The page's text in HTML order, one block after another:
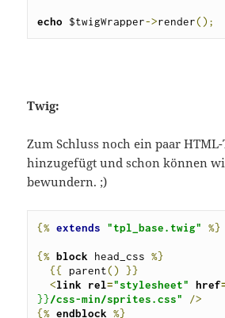
echo $twigWrapper->render();
Twig:
Zum Schluss noch ein paar
hinzugefügt und schon können
bewundern. ;)
{% extends "tpl_base.twig" %}
{% block head_css %}
{{ parent()
}}
<link rel="stylesheet" href
}}/css-min/sprites.css"
/>
{% endblock %}